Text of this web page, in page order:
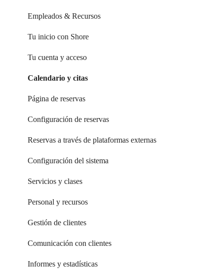
Empleados & Recursos
Tu inicio con Shore
Tu cuenta y acceso
Calendario y citas
Página de reservas
Configuración de reservas
Reservas a través de plataformas externas
Configuración del sistema
Servicios y clases
Personal y recursos
Gestión de clientes
Comunicación con clientes
Informes y estadísticas